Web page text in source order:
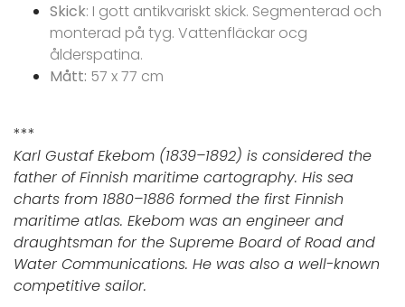
Skick: I gott antikvariskt skick. Segmenterad och
monterad på tyg. Vattenfläckar ocg
ålderspatina.
Mått: 57 x 77 cm
***
Karl Gustaf Ekebom (1839–1892) is considered the
father of Finnish maritime cartography. His sea
charts from 1880–1886 formed the first Finnish
maritime atlas. Ekebom was an engineer and
draughtsman for the Supreme Board of Road and
Water Communications. He was also a well-known
competitive sailor.